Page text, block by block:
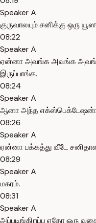
Speaker A
குருவாலயும் சனிக்கு ஒரு
08:22
Speaker A
ஏன்னா அவங்க அவங்க
இருப்பாங்க.
08:24
Speaker A
ஆனா அந்த
08:26
Speaker A
ஏன்னா பக்கத்து வீடே
08:29
Speaker A
மகரம்.
08:31
Speaker A
அப்படிங்கிறப்ப ஏதோ ஒரு